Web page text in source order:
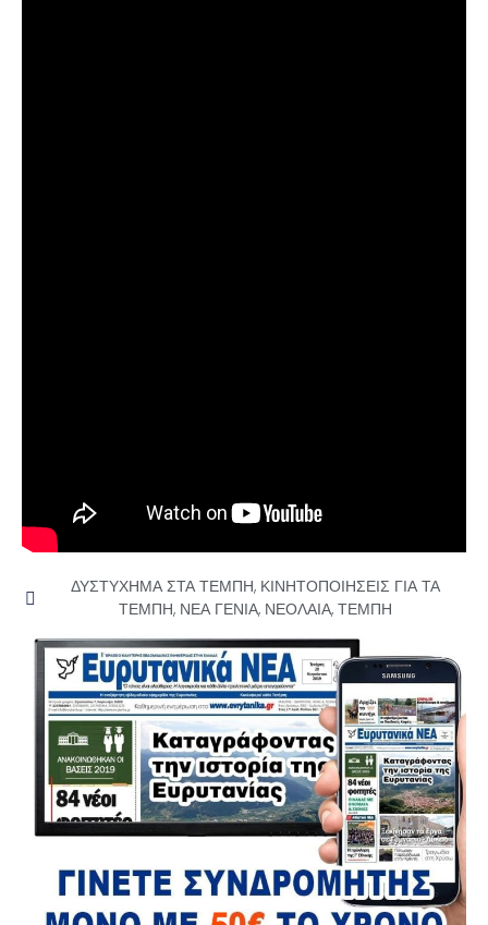
ΔΥΣΤΥΧΗΜΑ ΣΤΑ ΤΕΜΠΗ, ΚΙΝΗΤΟΠΟΙΗΣΕΙΣ ΓΙΑ ΤΑ
ΤΕΜΠΗ, ΝΕΑ ΓΕΝΙΑ, ΝΕΟΛΑΙΑ, ΤΕΜΠΗ